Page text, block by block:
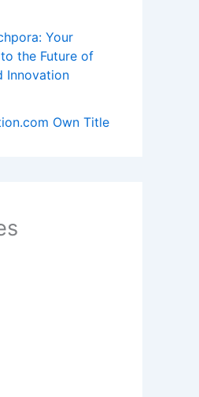
Your
the Future of
Innovation
Own Title